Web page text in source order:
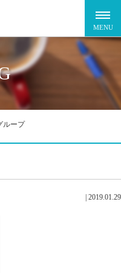
ループ
2019.01.29